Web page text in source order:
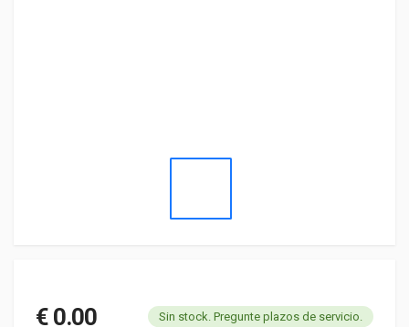
€ 0.00 Sin stock. Pregunte plazos de servicio.